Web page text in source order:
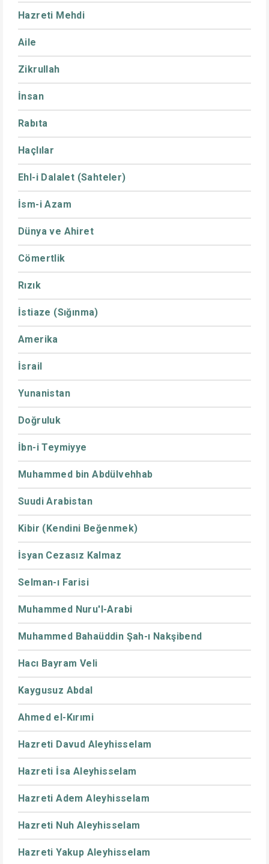
Hazreti Mehdi
Aile
Zikrullah
İnsan
Rabıta
Haçlılar
Ehl-i Dalalet (Sahteler)
İsm-i Azam
Dünya ve Ahiret
Cömertlik
Rızık
İstiaze (Sığınma)
Amerika
İsrail
Yunanistan
Doğruluk
İbn-i Teymiyye
Muhammed bin Abdülvehhab
Suudi Arabistan
Kibir (Kendini Beğenmek)
İsyan Cezasız Kalmaz
Selman-ı Farisi
Muhammed Nuru'l-Arabi
Muhammed Bahaüddin Şah-ı Nakşibend
Hacı Bayram Veli
Kaygusuz Abdal
Ahmed el-Kırımi
Hazreti Davud Aleyhisselam
Hazreti İsa Aleyhisselam
Hazreti Adem Aleyhisselam
Hazreti Nuh Aleyhisselam
Hazreti Yakup Aleyhisselam